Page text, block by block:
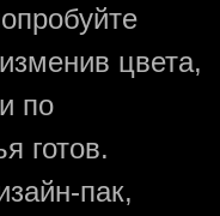
цвета,
по
готов.
пак,